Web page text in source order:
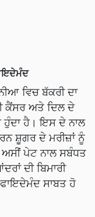
ਵਿਚ ਬੱਕਰੀ ਦਾ
ਕੈਂਸਰ ਅਤੇ ਦਿਲ ਦੇ
ਹੈ। ਇਸ ਦੇ ਨਾਲ
ਸ਼ੂਗਰ ਦੇ ਮਰੀਜ਼ਾਂ ਨੂੰ
ਅਸੀਂ ਪੇਟ ਨਾਲ ਸਬੰਧਤ
ਦੀ ਬਿਮਾਰੀ
ਸਾਬਤ ਹੋ